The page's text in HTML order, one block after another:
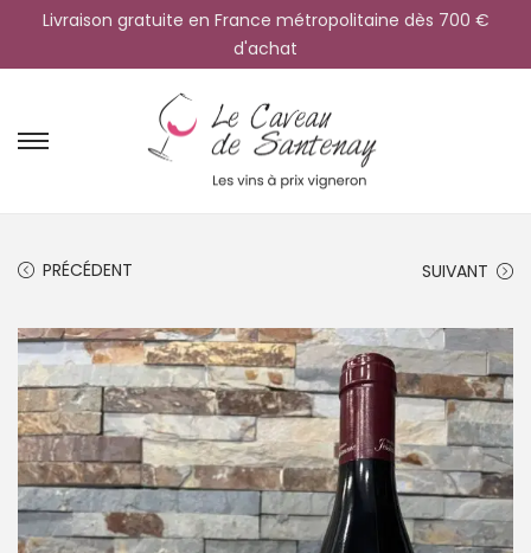
Livraison gratuite en France métropolitaine dès 700 €
d'achat
PRÉCÉDENT SUIVANT